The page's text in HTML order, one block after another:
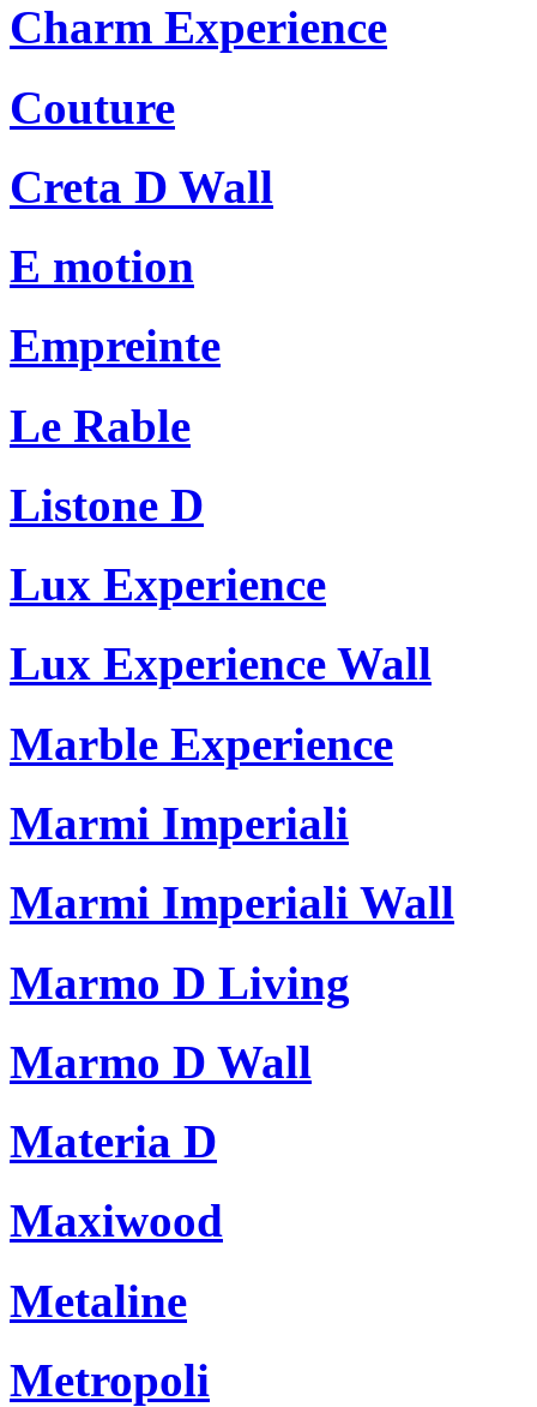
Charm Experience
Couture
Creta D Wall
E motion
Empreinte
Le Rable
Listone D
Lux Experience
Lux Experience Wall
Marble Experience
Marmi Imperiali
Marmi Imperiali Wall
Marmo D Living
Marmo D Wall
Materia D
Maxiwood
Metaline
Metropoli